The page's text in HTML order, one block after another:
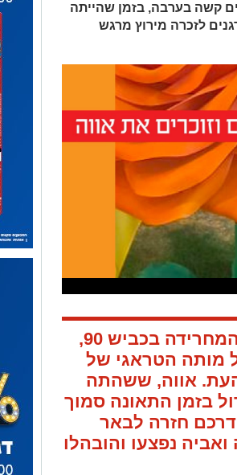
דרכים קשה בערבה, בזמן שהייתה
לזכרה מירוץ מרגש
חודש וחצי עברו מאז התאונה המחרידה בכביש 90,
מותה הטראגי של
העת. אווה, ששהתה
בזמן התאונה סמוך
דרכם חזרה לבאר
נפצעו והובהלו